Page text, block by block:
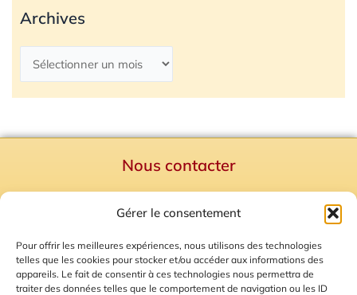
Gérer le consentement
Pour offrir les meilleures expériences, nous utilisons des technologies
telles que les cookies pour stocker et/ou accéder aux informations des
appareils. Le fait de consentir à ces technologies nous permettra de
traiter des données telles que le comportement de navigation ou les ID
Archives
Nous contacter
Mentions Légales
Plan du site
Gestion des Cookies